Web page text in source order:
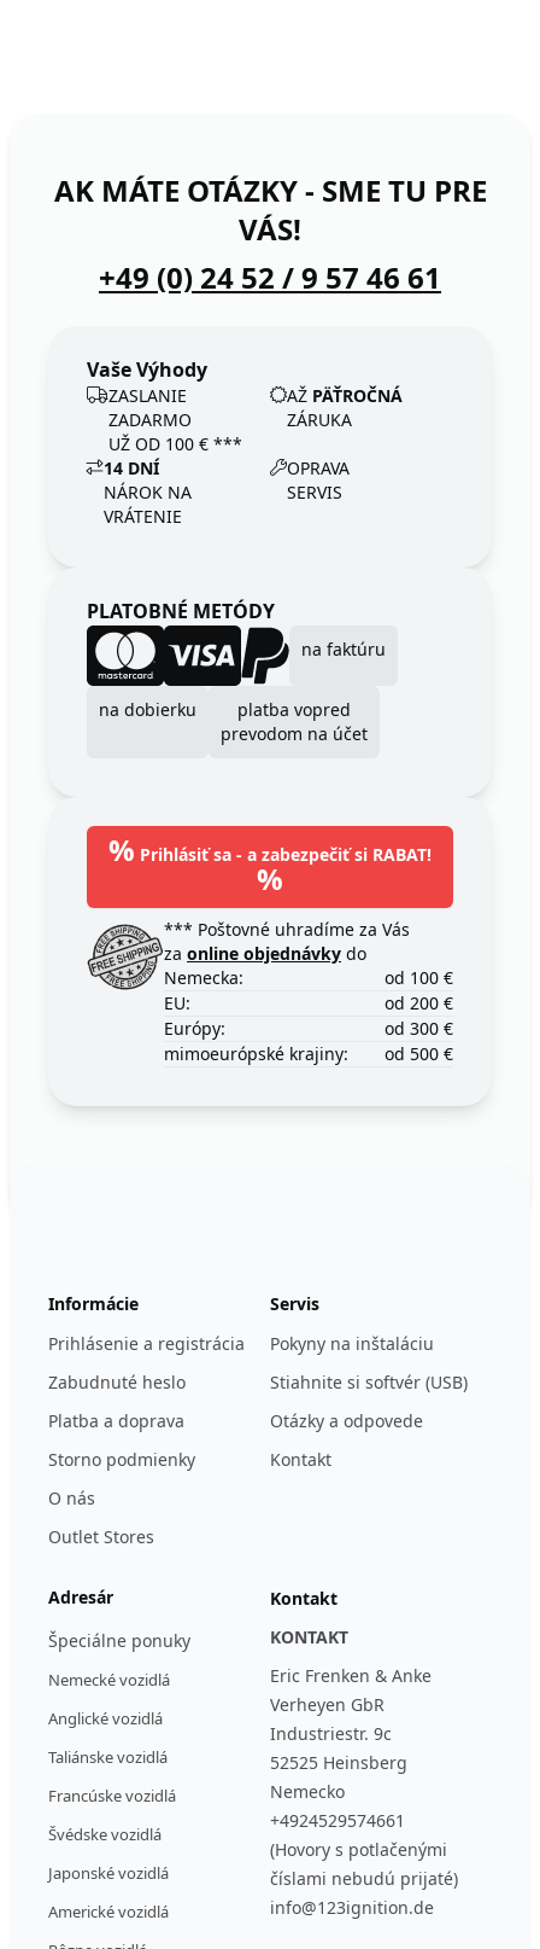
AK MÁTE OTÁZKY - SME TU PRE
VÁS!
+49 (0) 24 52 / 9 57 46 61
Vaše Výhody
ZASLANIE
ZADARMO
UŽ OD 100 € ***
AŽ PÄŤROČNÁ
ZÁRUKA
14 DNÍ
NÁROK NA
VRÁTENIE
OPRAVA
SERVIS
PLATOBNÉ METÓDY
na faktúru
na dobierku
platba vopred
prevodom na účet
% Prihlásiť sa - a zabezpečiť si RABAT!
%
*** Poštovné uhradíme za Vás
za online objednávky do
Nemecka:
od 100 €
EU:
od 200 €
Európy:
od 300 €
mimoeurópské krajiny:
od 500 €
Informácie
Prihlásenie a registrácia
Zabudnuté heslo
Platba a doprava
Storno podmienky
O nás
Outlet Stores
Servis
Pokyny na inštaláciu
Stiahnite si softvér (USB)
Otázky a odpovede
Kontakt
Adresár
Špeciálne ponuky
Nemecké vozidlá
Anglické vozidlá
Taliánske vozidlá
Francúske vozidlá
Švédske vozidlá
Japonské vozidlá
Americké vozidlá
Kontakt
KONTAKT
Eric Frenken & Anke
Verheyen GbR
Industriestr. 9c
52525 Heinsberg
Nemecko
+4924529574661
(Hovory s potlačenými
číslami nebudú prijaté)
info@123ignition.de